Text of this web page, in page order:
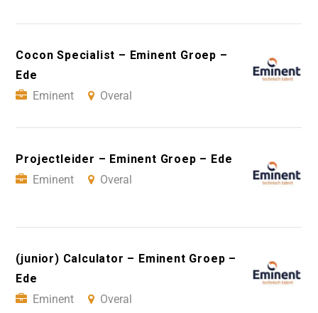
Cocon Specialist – Eminent Groep –
Ede
Eminent
Overal
Projectleider – Eminent Groep – Ede
Eminent
Overal
(junior) Calculator – Eminent Groep –
Ede
Eminent
Overal